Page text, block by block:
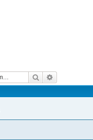
Szukaj